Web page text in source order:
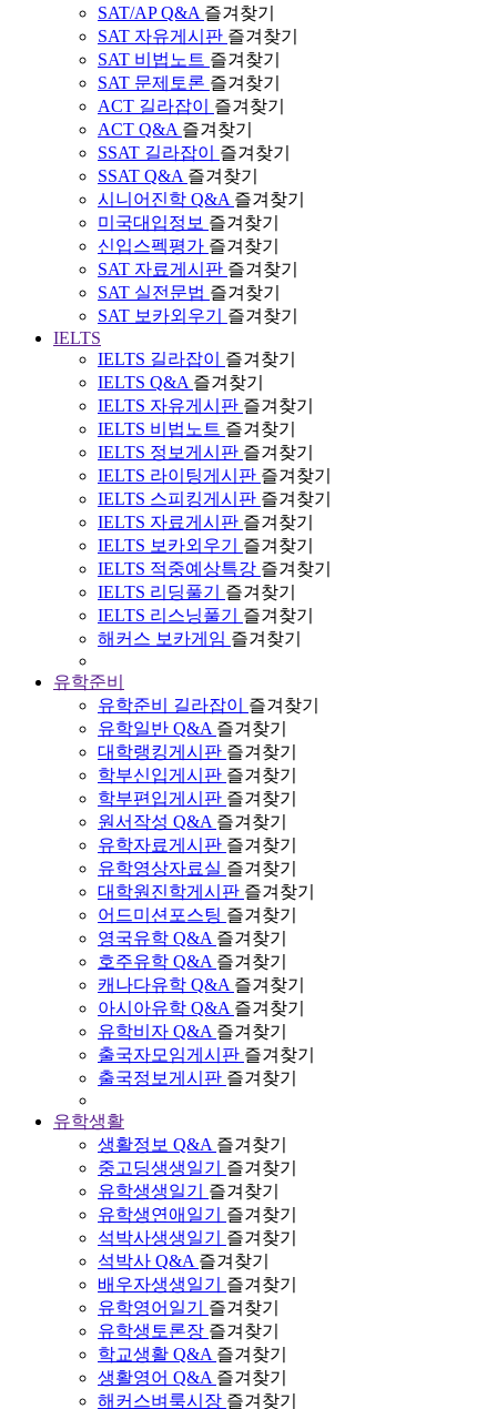
SAT/AP Q&A 즐겨찾기
SAT 자유게시판 즐겨찾기
SAT 비법노트 즐겨찾기
SAT 문제토론 즐겨찾기
ACT 길라잡이
즐겨찾기
ACT Q&A 즐겨찾기
SSAT 길라잡이
즐겨찾기
SSAT Q&A 즐겨찾기
시니어진학 Q&A 즐겨찾기
미국대입정보 즐겨찾기
신입스펙평가 즐겨찾기
SAT 자료게시판 즐겨찾기
SAT 실전문법 즐겨찾기
SAT 보카외우기
즐겨찾기
IELTS
IELTS 길라잡이
즐겨찾기
IELTS Q&A 즐겨찾기
IELTS 자유게시판 즐겨찾기
IELTS 비법노트 즐겨찾기
IELTS 정보게시판 즐겨찾기
IELTS 라이팅게시판 즐겨찾기
IELTS 스피킹게시판 즐겨찾기
IELTS 자료게시판 즐겨찾기
IELTS 보카외우기
즐겨찾기
IELTS 적중예상특강 즐겨찾기
IELTS 리딩풀기
즐겨찾기
IELTS 리스닝풀기
즐겨찾기
해커스 보카게임 즐겨찾기
유학준비
유학준비 길라잡이
즐겨찾기
유학일반 Q&A 즐겨찾기
대학랭킹게시판 즐겨찾기
학부신입게시판 즐겨찾기
학부편입게시판 즐겨찾기
원서작성 Q&A 즐겨찾기
유학자료게시판 즐겨찾기
유학영상자료실 즐겨찾기
대학원진학게시판 즐겨찾기
어드미션포스팅 즐겨찾기
영국유학 Q&A 즐겨찾기
호주유학 Q&A 즐겨찾기
캐나다유학 Q&A 즐겨찾기
아시아유학 Q&A 즐겨찾기
유학비자 Q&A 즐겨찾기
출국자모임게시판 즐겨찾기
출국정보게시판 즐겨찾기
유학생활
생활정보 Q&A 즐겨찾기
중고딩생생일기
즐겨찾기
유학생생일기
즐겨찾기
유학생연애일기
즐겨찾기
석박사생생일기
즐겨찾기
석박사 Q&A 즐겨찾기
배우자생생일기
즐겨찾기
유학영어일기
즐겨찾기
유학생토론장 즐겨찾기
학교생활 Q&A 즐겨찾기
생활영어 Q&A 즐겨찾기
해커스벼룩시장 즐겨찾기